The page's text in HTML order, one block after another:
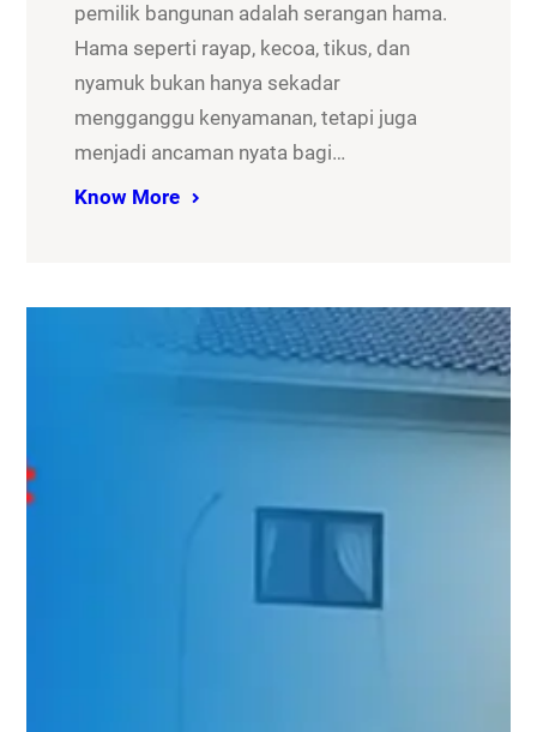
pemilik bangunan adalah serangan hama.
Hama seperti rayap, kecoa, tikus, dan
nyamuk bukan hanya sekadar
mengganggu kenyamanan, tetapi juga
menjadi ancaman nyata bagi…
Know More